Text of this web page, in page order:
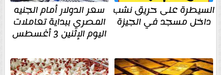
السيطرة على حريق نشب
داخل مسجد في الجيزة
سعر الدولار أمام الجنيه
المصري ببداية تعاملات
اليوم الإثنين 3 أغسطس